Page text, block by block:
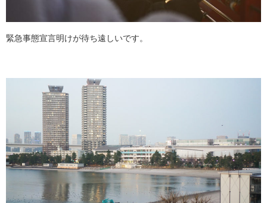
緊急事態宣言明けが待ち遠しいです。